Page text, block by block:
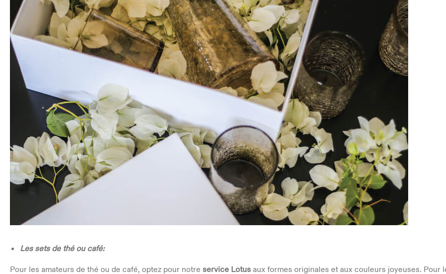
Les sets de thé ou café:
Pour les amateurs de thé ou de café, optez pour notre service Lotus aux formes originales et aux couleurs joyeuses. Pour